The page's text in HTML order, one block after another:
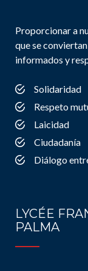
Proporcionar a
que se
informados y
Solidaridad
Respeto
Laicidad
Ciudadanía
Diálogo
LYCÉE
PALMA